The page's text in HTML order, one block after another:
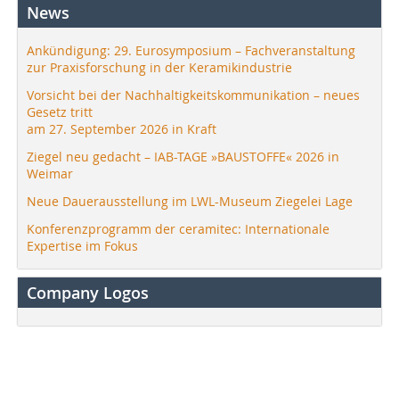
News
Ankündigung: 29. Eurosymposium – Fachveranstaltung
zur Praxisforschung in der Keramikindustrie
Vorsicht bei der Nachhaltigkeitskommunikation – neues
Gesetz tritt
am 27. September 2026 in Kraft
Ziegel neu gedacht – IAB-TAGE »BAUSTOFFE« 2026 in
Weimar
Neue Dauerausstellung im LWL-Museum Ziegelei Lage
Konferenzprogramm der ceramitec: Internationale
Expertise im Fokus
Company Logos